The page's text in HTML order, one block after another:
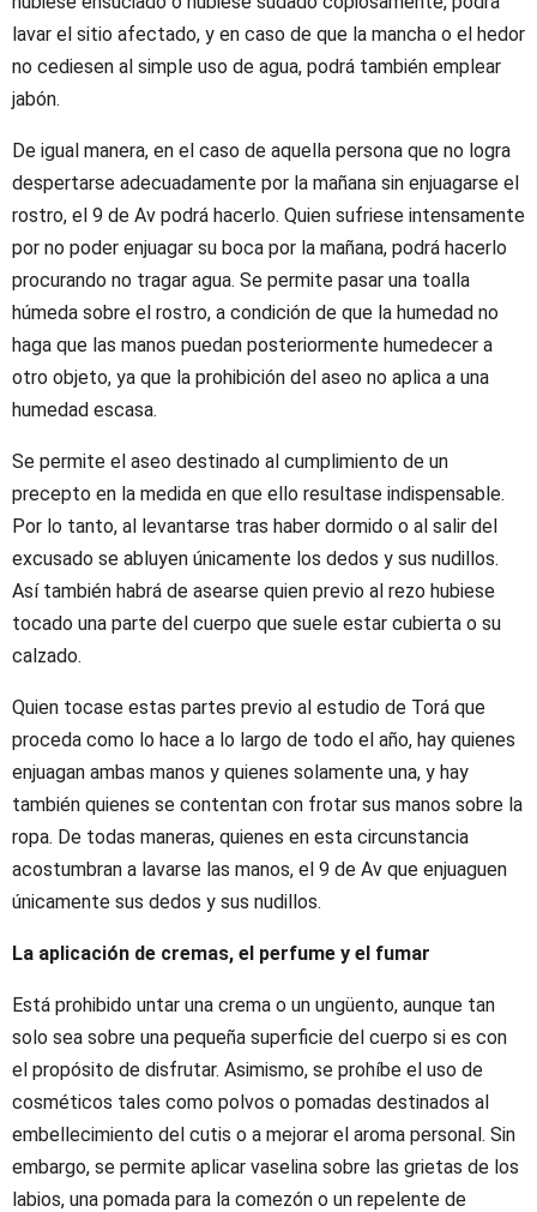
lavar el sitio afectado, y en caso de que la mancha o el hedor
no cediesen al simple uso de agua, podrá también emplear
jabón.
De igual manera, en el caso de aquella persona que no logra
despertarse adecuadamente por la mañana sin enjuagarse el
rostro, el 9 de Av podrá hacerlo. Quien sufriese intensamente
por no poder enjuagar su boca por la mañana, podrá hacerlo
procurando no tragar agua. Se permite pasar una toalla
húmeda sobre el rostro, a condición de que la humedad no
haga que las manos puedan posteriormente humedecer a
otro objeto, ya que la prohibición del aseo no aplica a una
humedad escasa.
Se permite el aseo destinado al cumplimiento de un
precepto en la medida en que ello resultase indispensable.
Por lo tanto, al levantarse tras haber dormido o al salir del
excusado se abluyen únicamente los dedos y sus nudillos.
Así también habrá de asearse quien previo al rezo hubiese
tocado una parte del cuerpo que suele estar cubierta o su
calzado.
Quien tocase estas partes previo al estudio de Torá que
proceda como lo hace a lo largo de todo el año, hay quienes
enjuagan ambas manos y quienes solamente una, y hay
también quienes se contentan con frotar sus manos sobre la
ropa. De todas maneras, quienes en esta circunstancia
acostumbran a lavarse las manos, el 9 de Av que enjuaguen
únicamente sus dedos y sus nudillos.
La aplicación de cremas, el perfume y el fumar
Está prohibido untar una crema o un ungüento, aunque tan
solo sea sobre una pequeña superficie del cuerpo si es con
el propósito de disfrutar. Asimismo, se prohíbe el uso de
cosméticos tales como polvos o pomadas destinados al
embellecimiento del cutis o a mejorar el aroma personal. Sin
embargo, se permite aplicar vaselina sobre las grietas de los
labios, una pomada para la comezón o un repelente de